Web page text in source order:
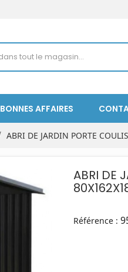
BONNES AFFAIRES
ABRI DE JARDIN PORTE
ABRI DE
Référence :